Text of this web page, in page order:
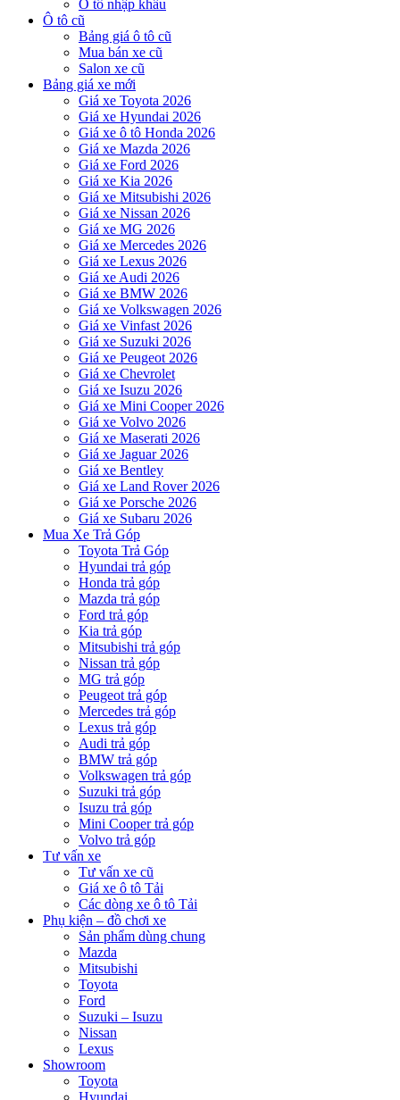
Ô tô nhập khẩu
Ô tô cũ
Bảng giá ô tô cũ
Mua bán xe cũ
Salon xe cũ
Bảng giá xe mới
Giá xe Toyota 2026
Giá xe Hyundai 2026
Giá xe ô tô Honda 2026
Giá xe Mazda 2026
Giá xe Ford 2026
Giá xe Kia 2026
Giá xe Mitsubishi 2026
Giá xe Nissan 2026
Giá xe MG 2026
Giá xe Mercedes 2026
Giá xe Lexus 2026
Giá xe Audi 2026
Giá xe BMW 2026
Giá xe Volkswagen 2026
Giá xe Vinfast 2026
Giá xe Suzuki 2026
Giá xe Peugeot 2026
Giá xe Chevrolet
Giá xe Isuzu 2026
Giá xe Mini Cooper 2026
Giá xe Volvo 2026
Giá xe Maserati 2026
Giá xe Jaguar 2026
Giá xe Bentley
Giá xe Land Rover 2026
Giá xe Porsche 2026
Giá xe Subaru 2026
Mua Xe Trả Góp
Toyota Trả Góp
Hyundai trả góp
Honda trả góp
Mazda trả góp
Ford trả góp
Kia trả góp
Mitsubishi trả góp
Nissan trả góp
MG trả góp
Peugeot trả góp
Mercedes trả góp
Lexus trả góp
Audi trả góp
BMW trả góp
Volkswagen trả góp
Suzuki trả góp
Isuzu trả góp
Mini Cooper trả góp
Volvo trả góp
Tư vấn xe
Tư vấn xe cũ
Giá xe ô tô Tải
Các dòng xe ô tô Tải
Phụ kiện – đồ chơi xe
Sản phẩm dùng chung
Mazda
Mitsubishi
Toyota
Ford
Suzuki – Isuzu
Nissan
Lexus
Showroom
Toyota
Hyundai